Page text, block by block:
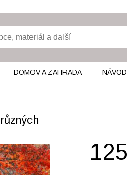
DOMOV A ZAHRADA